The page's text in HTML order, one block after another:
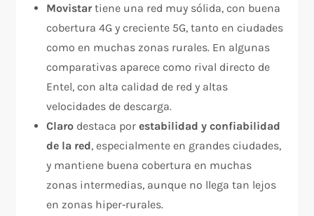
Movistartiene una red muy sólida, con buena
cobertura 4G y creciente 5G, tanto en ciudades
como en muchas zonas rurales. En algunas
comparativas aparece como rival directo de
Entel, con alta calidad de red y altas
velocidades de descarga.
Claro destaca porestabilidad y confiabilidad
de la red, especialmente en grandes ciudades,
y mantiene buena cobertura en muchas
zonas intermedias, aunque no llega tan lejos
en zonas hiper‑rurales.